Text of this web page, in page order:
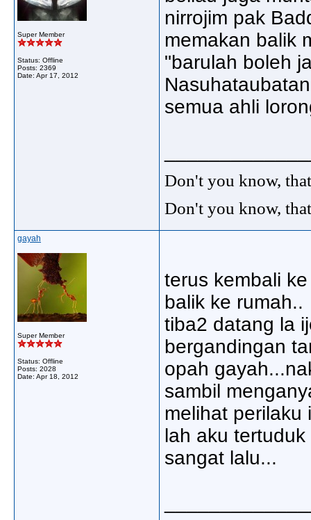
Super Member
Status: Offline
Posts: 2369
Date: Apr 17, 2012
nirrojim pak
memakan balik
"barulah boleh
semua ahli
Don't you know,
Don't you know,
gayah
Super Member
Status: Offline
Posts: 2028
Date: Apr 18, 2012
terus kembali
balik ke rumah..
tiba2 datang la
bergandingan
opah
sambil
melihat perilaku
lah aku
sangat lalu...